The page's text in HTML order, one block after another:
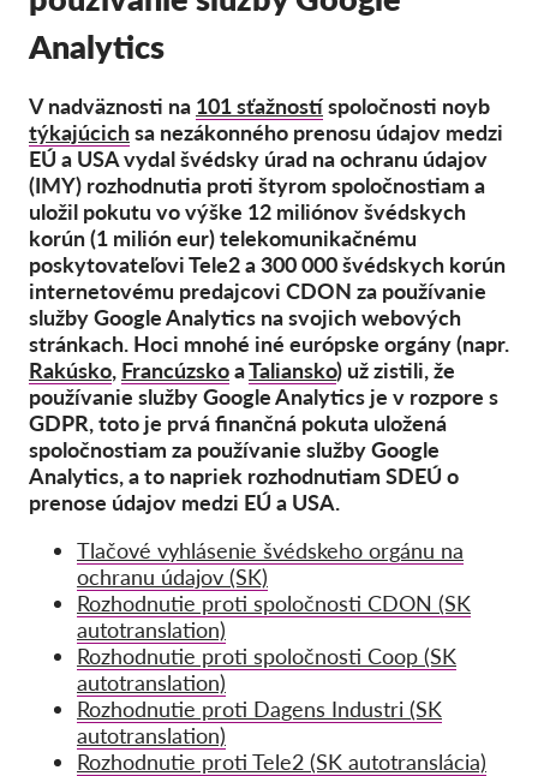
Kolektívna žaloba
Kontakt
GDPRhub
Analytics
V nadväznosti na 101 sťažnostíspoločnosti noyb
týkajúcichsa nezákonného prenosu údajov medzi
EÚ a USA vydal švédsky úrad na ochranu údajov
(IMY) rozhodnutia proti štyrom spoločnostiam a
uložil pokutu vo výške 12 miliónov švédskych
korún (1 milión eur) telekomunikačnému
poskytovateľovi Tele2 a 300 000 švédskych korún
internetovému predajcovi CDON za používanie
služby Google Analytics na svojich webových
stránkach. Hoci mnohé iné európske orgány (napr.
Rakúsko, FrancúzskoaTaliansko) už zistili, že
používanie služby Google Analytics je v rozpore s
GDPR, toto je prvá finančná pokuta uložená
spoločnostiam za používanie služby Google
Analytics, a to napriek rozhodnutiam SDEÚ o
prenose údajov medzi EÚ a USA.
Tlačové vyhlásenie švédskeho orgánu na
ochranu údajov (SK)
Rozhodnutie proti spoločnosti CDON (SK
autotranslation)
Rozhodnutie proti spoločnosti Coop (SK
autotranslation)
Rozhodnutie proti Dagens Industri (SK
autotranslation)
Rozhodnutie proti Tele2 (SK autotranslácia)